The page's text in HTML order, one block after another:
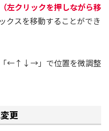
左クリックを押しながら移
クスを移動することができ
「←↑↓→」で位置を微調整
更